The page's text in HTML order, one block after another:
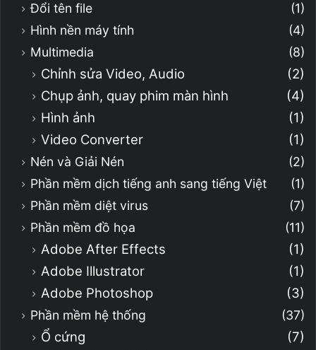
Đổi tên file
(1)
Hình nền máy tính
(4)
Multimedia
(8)
Chỉnh sửa Video, Audio
(2)
Chụp ảnh, quay phim màn hình
(4)
Hình ảnh
(1)
Video Converter
(1)
Nén và Giải Nén
(2)
Phần mềm dịch tiếng anh sang tiếng Việt
(1)
Phần mềm diệt virus
(7)
Phần mềm đồ họa
(11)
Adobe After Effects
(1)
Adobe Illustrator
(1)
Adobe Photoshop
(3)
Phần mềm hệ thống (37)
Ổ cứng
(7)